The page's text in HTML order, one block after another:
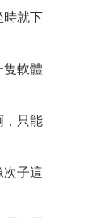
時就下
隻軟體
，只能
次子這